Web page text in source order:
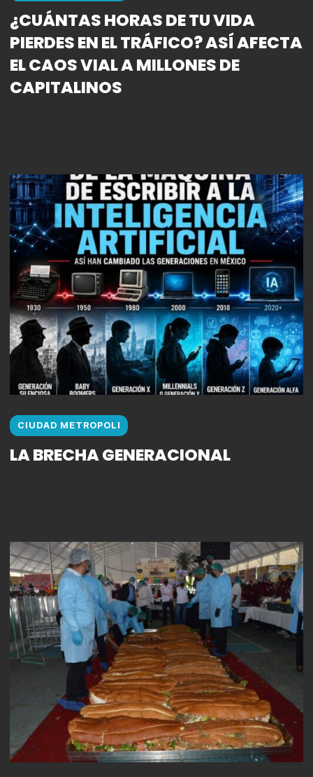
¿CUÁNTAS HORAS DE TU VIDA
PIERDES EN EL TRÁFICO? ASÍ AFECTA
EL CAOS VIAL A MILLONES DE
CAPITALINOS
CIUDAD METROPOLI
LA BRECHA GENERACIONAL